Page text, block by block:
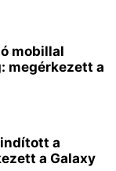
mobillal
megérkezett a
a
a Galaxy